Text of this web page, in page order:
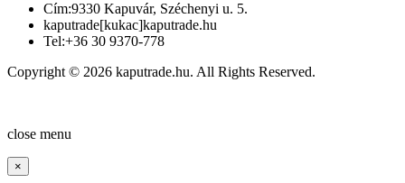
Cím:9330 Kapuvár, Széchenyi u. 5.
kaputrade[kukac]kaputrade.hu
Tel:+36 30 9370-778
Copyright © 2026 kaputrade.hu. All Rights Reserved.
close menu
×